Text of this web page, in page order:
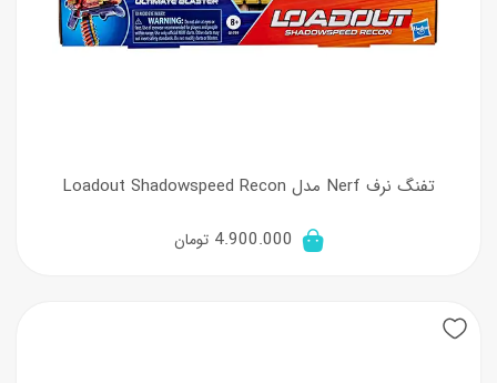
تفنگ نرف Nerf مدل Loadout Shadowspeed Recon
4.900.000 تومان